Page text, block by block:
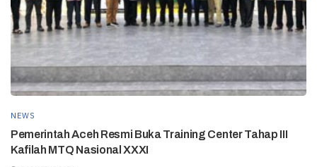
NEWS
Pemerintah Aceh Resmi Buka Training Center Tahap III
Kafilah MTQ Nasional XXXI